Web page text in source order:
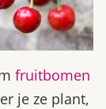
fruitbomen
je ze plant,